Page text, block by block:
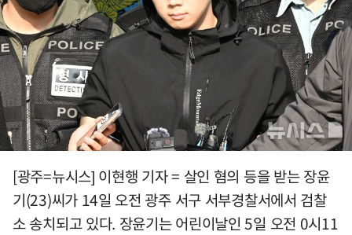
[광주=뉴시스] 이현행 기자 = 살인 혐의 등을 받는 장윤
기(23)씨가 14일 오전 광주 서구 서부경찰서에서 검찰
소 송치되고 있다. 장윤기는 어린이날인 5일 오전 0시11